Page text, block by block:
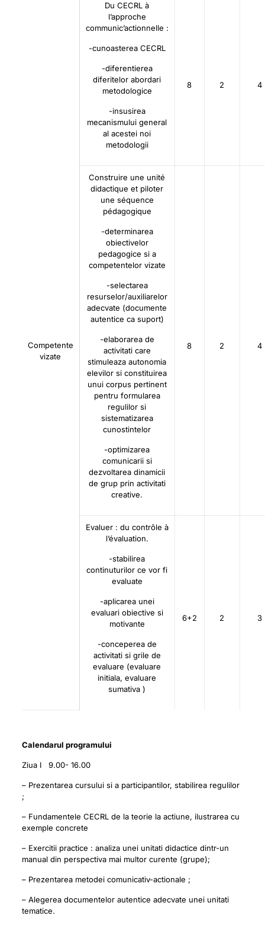
Competente
vizate
Du CECRL à
l’approche
communic’actionnelle :
-cunoasterea CECRL
-diferentierea
diferitelor abordari
metodologice
-insusirea
mecanismului general
al acestei noi
metodologii
8 2 4
Construire une unité
didactique et piloter
une séquence
pédagogique
-determinarea
obiectivelor
pedagogice si a
competentelor vizate
-selectarea
resurselor/auxiliarelor
adecvate (documente
autentice ca suport)
-elaborarea de
activitati care
stimuleaza autonomia
elevilor si constituirea
unui corpus pertinent
pentru formularea
regulilor si
sistematizarea
cunostintelor
-optimizarea
comunicarii si
dezvoltarea dinamicii
de grup prin activitati
creative.
8 2 4
Evaluer : du contrôle à
l’évaluation.
-stabilirea
continuturilor ce vor fi
evaluate
-aplicarea unei
evaluari obiective si
motivante
-conceperea de
activitati si grile de
evaluare (evaluare
initiala, evaluare
sumativa )
6+2 2 3
Calendarul programului
Ziua I 9.00- 16.00
– Prezentarea cursului si a participantilor, stabilirea regulilor
;
– Fundamentele CECRL de la teorie la actiune, ilustrarea cu
exemple concrete
– Exercitii practice : analiza unei unitati didactice dintr-un
manual din perspectiva mai multor curente (grupe);
– Prezentarea metodei comunicativ-actionale ;
– Alegerea documentelor autentice adecvate unei unitati
tematice.